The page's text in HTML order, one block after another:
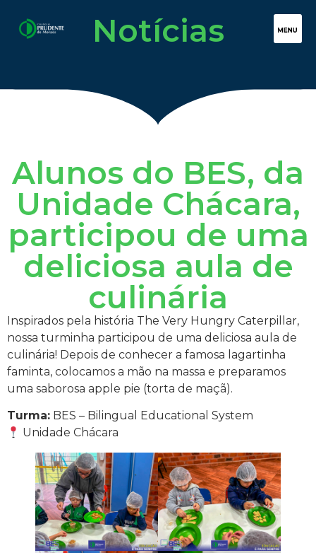
Notícias
Alunos do BES, da
Unidade Chácara,
participou de uma
deliciosa aula de
culinária
Inspirados pela história The Very Hungry Caterpillar,
nossa turminha participou de uma deliciosa aula de
culinária! Depois de conhecer a famosa lagartinha
faminta, colocamos a mão na massa e preparamos
uma saborosa apple pie (torta de maçã).
Turma: BES – Bilingual Educational System
Unidade Chácara